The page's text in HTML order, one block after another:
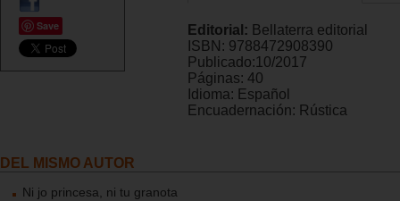
Save Editorial: Bellaterra editorial
ISBN: 9788472908390
Publicado:10/2017
Páginas: 40
Idioma: Español
Encuadernación: Rústica
DEL MISMO AUTOR
Ni jo princesa, ni tu granota